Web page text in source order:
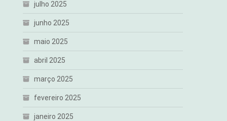
julho 2025
junho 2025
maio 2025
abril 2025
março 2025
fevereiro 2025
janeiro 2025